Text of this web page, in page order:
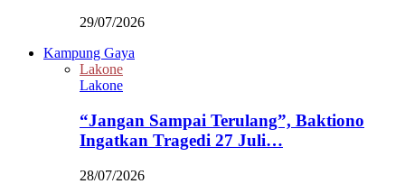
29/07/2026
Kampung Gaya
Lakone
Lakone
“Jangan Sampai Terulang”, Baktiono
Ingatkan Tragedi 27 Juli…
28/07/2026